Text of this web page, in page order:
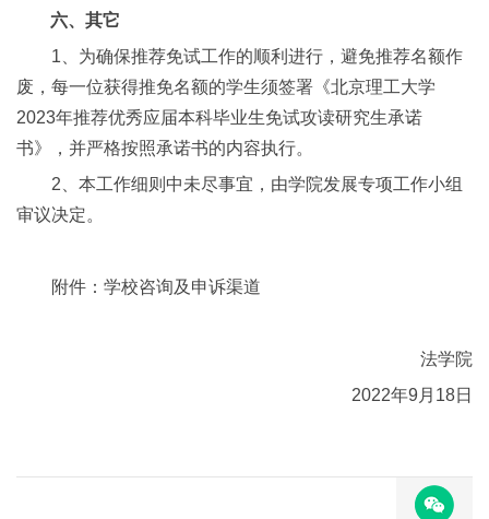
六、其它
1、为确保推荐免试工作的顺利进行，避免推荐名额作
废，每一位获得推免名额的学生须签署《北京理工大学
2023年推荐优秀应届本科毕业生免试攻读研究生承诺
书》，并严格按照承诺书的内容执行。
2、本工作细则中未尽事宜，由学院发展专项工作小组
审议决定。
附件：学校咨询及申诉渠道
法学院
2022年9月18日